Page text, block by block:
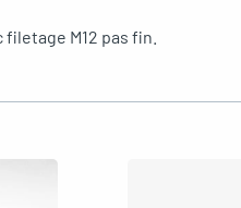
M12 pas fin.